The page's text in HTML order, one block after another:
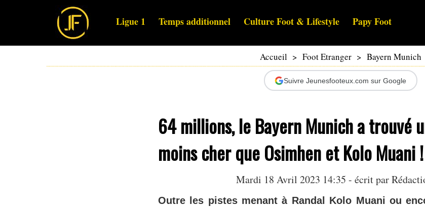
Ligue 1 Temps additionnel Culture Foot & Lifestyle Papy Foot
Accueil > Foot Etranger > Bayern Munich
Suivre Jeunesfooteux.com sur Google
64 millions, le Bayern Munich a trouvé
moins cher que Osimhen et Kolo Muani !
Mardi 18 Avril 2023 14:35 - écrit par
Outre les pistes menant à Randal Kolo Muani ou